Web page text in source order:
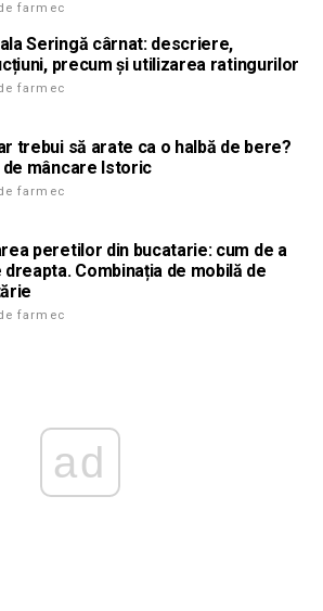
farmec
Seringă cârnat: descriere,
precum și utilizarea ratingurilor
farmec
trebui să arate ca o halbă de bere?
mâncare Istoric
farmec
peretilor din bucatarie: cum de a
dreapta. Combinația de mobilă de
farmec
ad